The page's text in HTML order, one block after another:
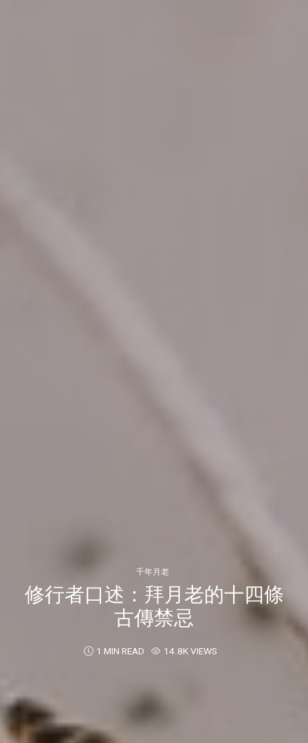
千年月老
修行者口述：拜月老的十四條
古傳禁忌
1 MIN READ 14.8K VIEWS